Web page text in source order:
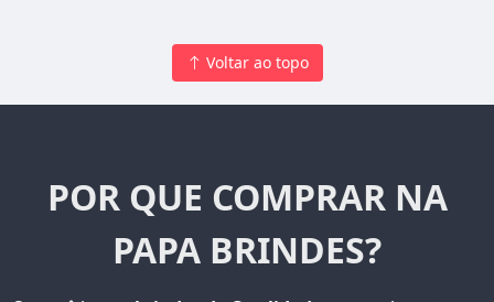
Voltar ao topo
POR QUE COMPRAR NA
PAPA BRINDES?